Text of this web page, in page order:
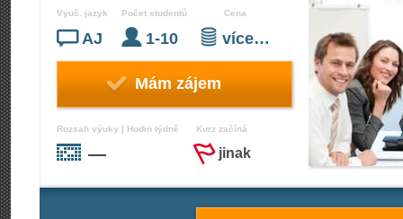
Vyuč. jazyk
AJ
Počet studentů
1-10
Cena
více…
Mám zájem
Rozsah výuky | Hodin týdně
—
Kurz začíná
jinak